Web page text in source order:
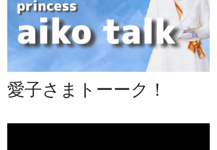
愛子さまトーーク！